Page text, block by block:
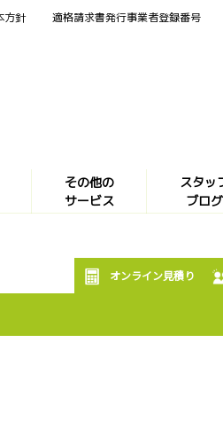
その他の
サービス
スタッ
ブログ
方針 適格請求書発行事業者登録番号
オンライン見積り